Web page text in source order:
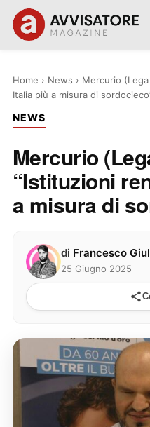
Home › News › Mercurio
Italia più a misura di
NEWS
Mercurio
“Istituzioni
a misura di
di Francesco
25 Giugno 2025